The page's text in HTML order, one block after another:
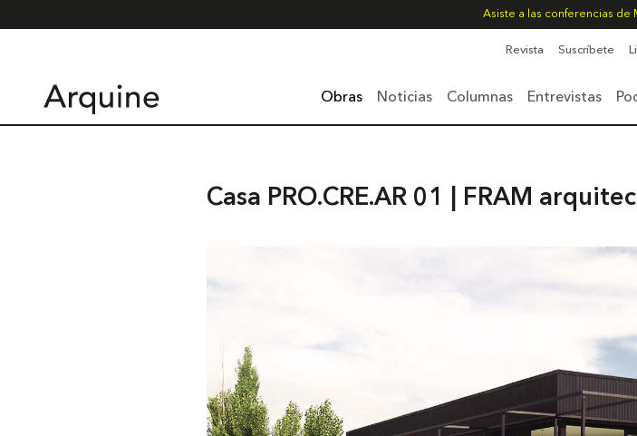
Asiste a las conferencias de
Revista Suscríbete
Obras Noticias Columnas Entrevistas
Casa PRO.CRE.AR 01 | FRAM